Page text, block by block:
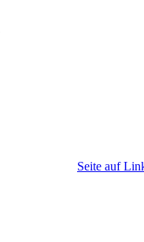
Seite auf